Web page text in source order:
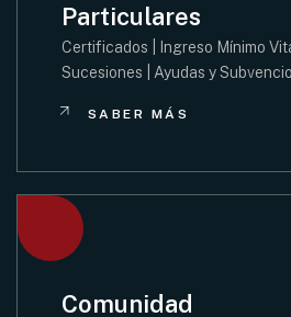
Particulares
Certificados | Ingreso Mínimo
Sucesiones | Ayudas y
SABER MÁS
Comunidad